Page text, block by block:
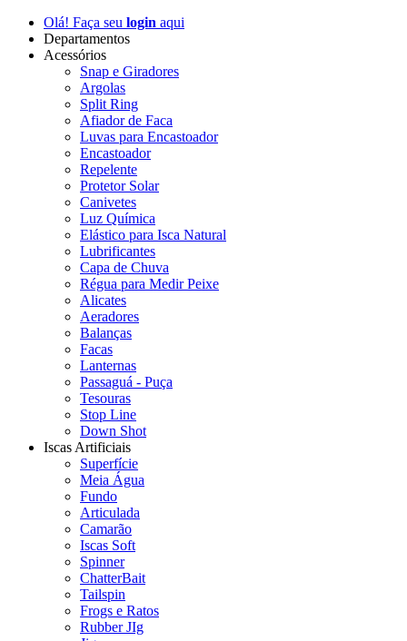
Olá! Faça seu login aqui
Departamentos
Acessórios
Snap e Giradores
Argolas
Split Ring
Afiador de Faca
Luvas para Encastoador
Encastoador
Repelente
Protetor Solar
Canivetes
Luz Química
Elástico para Isca Natural
Lubrificantes
Capa de Chuva
Régua para Medir Peixe
Alicates
Aeradores
Balanças
Facas
Lanternas
Passaguá - Puça
Tesouras
Stop Line
Down Shot
Iscas Artificiais
Superfície
Meia Água
Fundo
Articulada
Camarão
Iscas Soft
Spinner
ChatterBait
Tailspin
Frogs e Ratos
Rubber JIg